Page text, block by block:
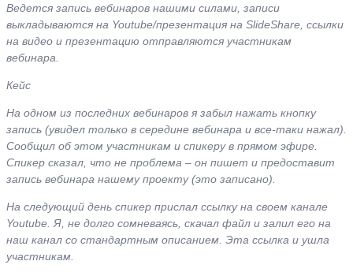
Ведется запись вебинаров нашими силами, записи
выкладываются на Youtube/презентация на SlideShare, ссылки
на видео и презентацию отправляются участникам
вебинара.
Кейс
На одном из последних вебинаров я забыл нажать кнопку
запись (увидел только в середине вебинара и все-таки нажал).
Сообщил об этом участникам и спикеру в прямом эфире.
Спикер сказал, что не проблема – он пишет и предоставит
запись вебинара нашему проекту (это записано).
На следующий день спикер прислал ссылку на своем канале
Youtube. Я, не долго сомневаясь, скачал файл и залил его на
наш канал со стандартным описанием. Эта ссылка и ушла
участникам.